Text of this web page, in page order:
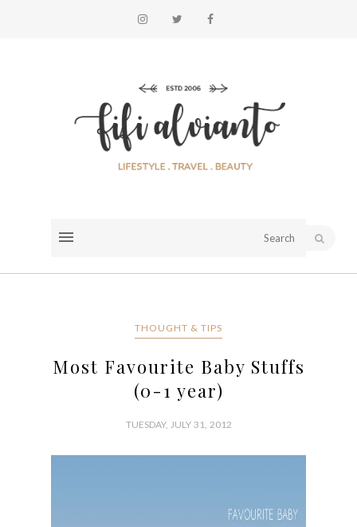
THOUGHT & TIPS
Most Favourite Baby Stuffs
(0-1 year)
TUESDAY, JULY 31, 2012